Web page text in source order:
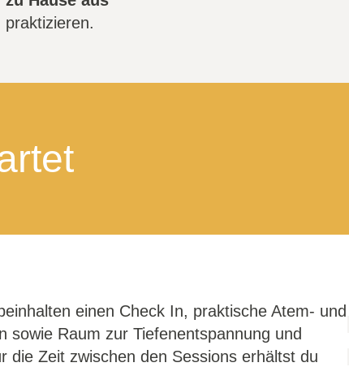
praktizieren.
einen Check In, praktische Atem- und
sowie Raum zur Tiefenentspannung und
die Zeit zwischen den Sessions erhältst du